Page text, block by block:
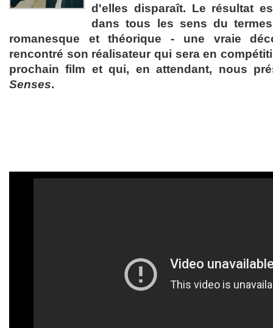
d'elles disparaît. Le résultat
dans tous les sens du
romanesque et théorique - une vraie
rencontré son réalisateur qui sera en
prochain film et qui, en attendant, nous
Senses.